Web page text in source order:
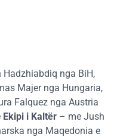
Hadzhiabdiq nga BiH,
Majer nga Hungaria,
Falquez nga Austria
Ekipi i Kaltër – me Jush
nga Maqedonia e